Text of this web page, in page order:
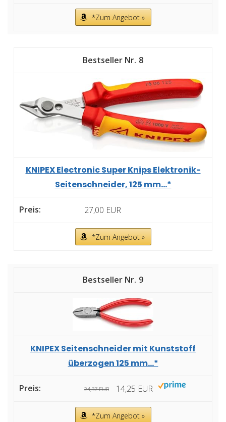
*Zum Angebot »
8
KNIPEX Electronic Super Knips Elektronik-
Seitenschneider, 125 mm...*
27,00 EUR
*Zum Angebot »
9
KNIPEX Seitenschneider mit Kunststoff
überzogen 125 mm...*
24,37 EUR 14,25 EUR
*Zum Angebot »